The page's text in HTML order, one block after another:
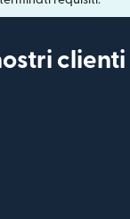
clienti